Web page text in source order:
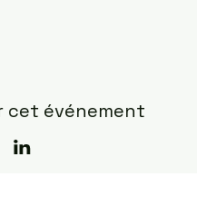
cet événement